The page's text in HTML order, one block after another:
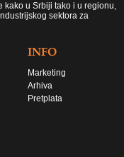
kako u Srbiji tako i u regionu,
sektora za
INFO
Marketing
Arhiva
Pretplata